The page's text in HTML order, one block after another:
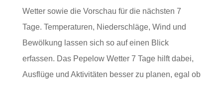
Wetter sowie die Vorschau für die nächsten 7
Tage. Temperaturen, Niederschläge, Wind und
Bewölkung lassen sich so auf einen Blick
erfassen. Das Pepelow Wetter 7 Tage hilft dabei,
Ausflüge und Aktivitäten besser zu planen, egal ob